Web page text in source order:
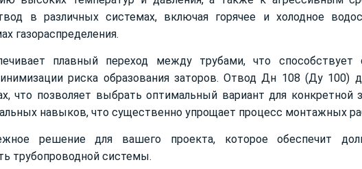
в различных системах, включая горячее и холодное
газораспределения.
плавный переход между трубами, что способствует
риска образования заторов. Отвод Дн 108 (Ду 100)
что позволяет выбрать оптимальный вариант для конкретной
навыков, что существенно упрощает процесс монтажных
решение для вашего проекта, которое обеспечит
трубопроводной системы.